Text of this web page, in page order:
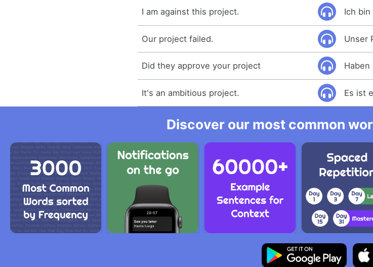
I am against this project. Ich
Our project failed. Unser
Did they approve your project
It's an ambitious project. Es ist
Discover our most common